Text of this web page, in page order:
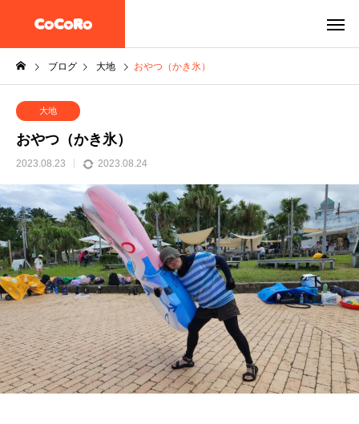
ブログ 大地 おやつ（かき氷）
大地
おやつ（かき氷）
2023.08.23 2023.08.24